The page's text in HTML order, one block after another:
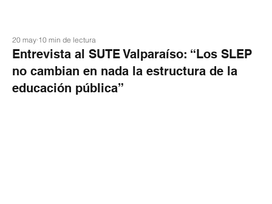
Entrevista al SUTE Valparaíso: “Los SLEP
no cambian en nada la estructura de la
educación pública”
20 may 10 min de lectura